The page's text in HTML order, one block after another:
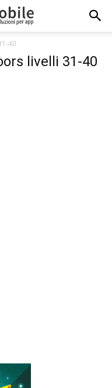
40
livelli 31-40